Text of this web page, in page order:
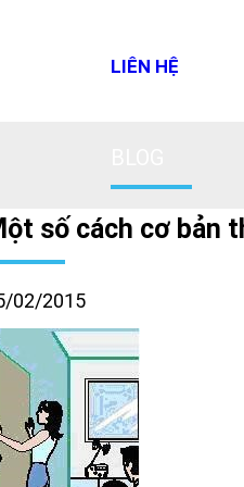
LIÊN HỆ
số cách cơ bản
02/2015